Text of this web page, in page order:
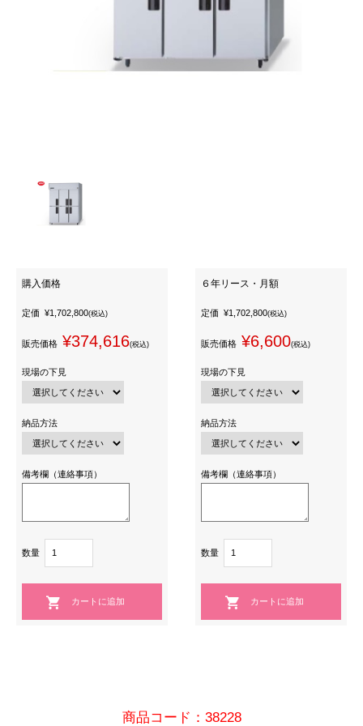
購入価格
定価 ¥1,702,800(税込)
販売価格 ¥374,616(税込)
現場の下見
納品方法
備考欄（連絡事項）
数量
６年リース・月額
定価 ¥1,702,800(税込)
販売価格 ¥6,600(税込)
現場の下見
納品方法
備考欄（連絡事項）
数量
商品コード：38228